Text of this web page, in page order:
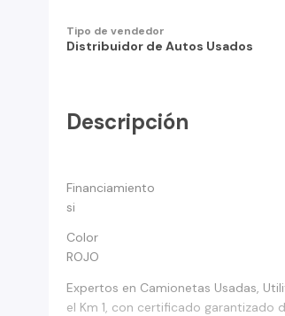
Tipo de vendedor
Distribuidor de Autos Usados
Descripción
Financiamiento
si
Color
ROJO
Expertos en Camionetas Usadas,
el Km 1, con certificado garantizado